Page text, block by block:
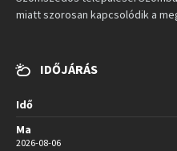
miatt szorosan kapcsolódik a
IDŐJÁRÁS
Idő
Ma
2026-08-06